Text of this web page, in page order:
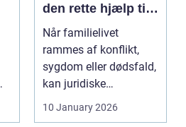
den rette hjælp til
familien
Når familielivet
rammes af konflikt,
sygdom eller dødsfald,
kan juridiske
spørgsmål hurtigt
vokse si...
10 January 2026